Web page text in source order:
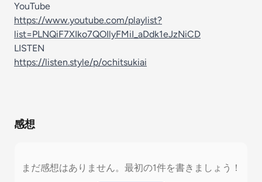
YouTube
https://www.youtube.com/playlist?
list=PLNQiF7XIko7QOIlyFMiI_aDdk1eJzNiCD
LISTEN
https://listen.style/p/ochitsukiai
感想
まだ感想はありません。最初の1件を書きましょう！